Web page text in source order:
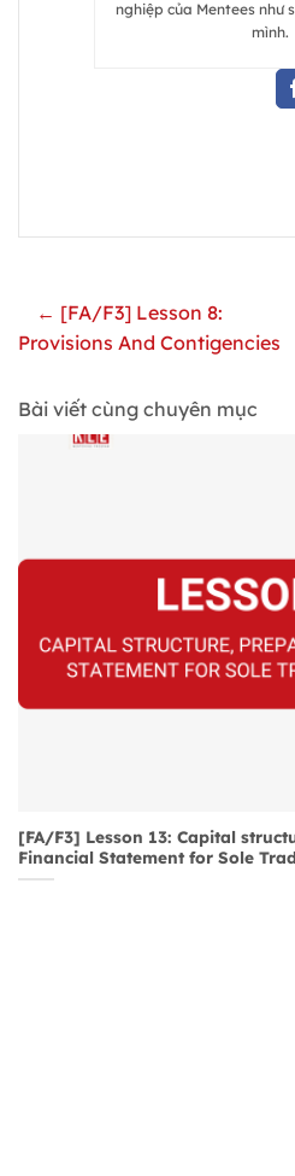
nghiệp của Mentees như
mình.
← [FA/F3] Lesson 8:
Provisions And Contigencies
Bài viết cùng chuyên mục
[FA/F3] Lesson 13: Capital
Financial Statement for Sole